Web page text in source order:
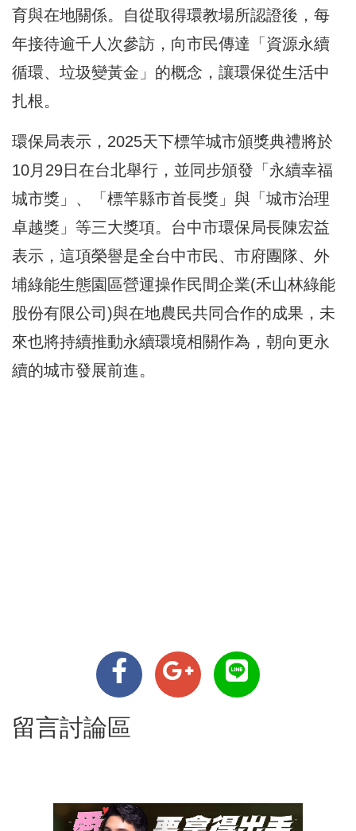
育與在地關係。自從取得環教場所認證後，每
年接待逾千人次參訪，向市民傳達「資源永續
循環、垃圾變黃金」的概念，讓環保從生活中
扎根。
環保局表示，2025天下標竿城市頒獎典禮將於
10月29日在台北舉行，並同步頒發「永續幸福
城市獎」、「標竿縣市首長獎」與「城市治理
卓越獎」等三大獎項。台中市環保局長陳宏益
表示，這項榮譽是全台中市民、市府團隊、外
埔綠能生態園區營運操作民間企業(禾山林綠能
股份有限公司)與在地農民共同合作的成果，未
來也將持續推動永續環境相關作為，朝向更永
續的城市發展前進。
留言討論區